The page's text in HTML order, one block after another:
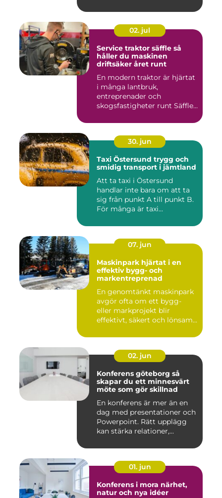
02. jul
Service traktor säffle så
håller du maskinen
driftsäker året runt
En modern traktor är hjärtat
i många lantbruk,
entreprenader och
skogsfastigheter runt Säffle.
30. jun
Taxi Östersund trygg och
smidig transport i jämtland
Att ta taxi i Östersund
handlar inte bara om att ta
sig från punkt A till punkt B.
För många är taxi...
07. jun
Maskinpark hjärtat i en
effektiv bygg- och
markentreprenad
En genomtänkt maskinpark
avgör ofta om ett bygg-
eller markprojekt blir
effektivt, säkert och lönsam...
02. jun
Konferens göteborg så
skapar du ett minnesvärt
möte som gör skillnad
En konferens är mer än en
dag med presentationer och
Powerpoint. Rätt upplägg
kan stärka relationer,...
01. jun
Konferens i mora närhet,
natur och nya idéer